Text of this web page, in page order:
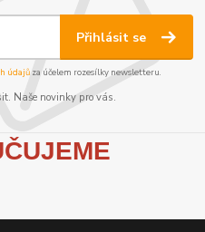
Přihlásit se
údajůza účelem rozesílky newsletteru.
Naše novinky pro vás.